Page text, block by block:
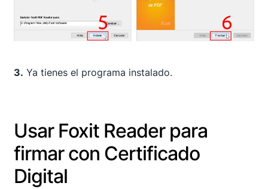
3. Ya tienes el programa instalado.
Usar Foxit Reader para
firmar con Certificado
Digital